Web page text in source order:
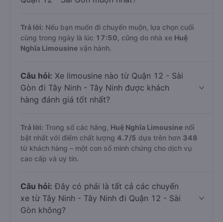
Trả lời: Nếu bạn muốn đi chuyến muộn, lựa chọn cuối
cùng trong ngày là lúc 17:50 , cũng do nhà xe Huệ
Nghĩa Limousine vận hành.
Câu hỏi: Xe limousine nào từ Quận 12 - Sài
Gòn đi Tây Ninh - Tây Ninh được khách
hàng đánh giá tốt nhất?
Trả lời: Trong số các hãng, Huệ Nghĩa Limousine nổi
bật nhất với điểm chất lượng 4.7/5 dựa trên hơn 348
từ khách hàng – một con số minh chứng cho dịch vụ
cao cấp và uy tín.
Câu hỏi: Đây có phải là tất cả các chuyến
xe từ Tây Ninh - Tây Ninh đi Quận 12 - Sài
Gòn không?